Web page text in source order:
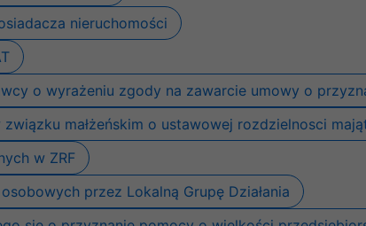
nieruchomości
o wyrażeniu zgody na zawarcie umowy o
małżeńskim o ustawowej rozdzielnosci
w ZRF
przez Lokalną Grupę Działania
używana.
Aby nasza strona
internetowa
działała jak